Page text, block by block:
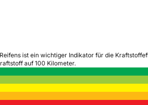
ist ein wichtiger Indikator für die
auf 100 Kilometer.